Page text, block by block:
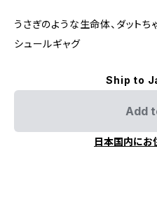
うさぎのような生命体、ダット
シュールギャグ
Ship to
Add
日本国内にお